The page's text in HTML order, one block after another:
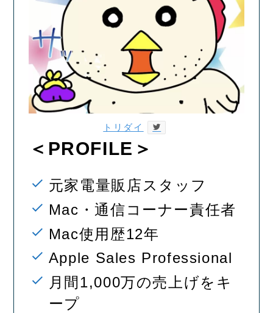
トリダイ
＜PROFILE＞
元家電量販店スタッフ
Mac・通信コーナー責任者
Mac使用歴12年
Apple Sales Professional
月間1,000万の売上げをキ
ープ